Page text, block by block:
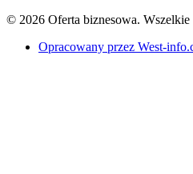
© 2026 Oferta biznesowa. Wszelkie
Opracowany przez West-